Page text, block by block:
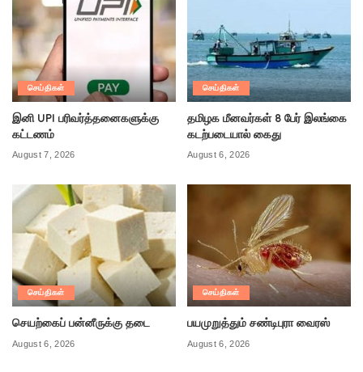
செய்திகள்
இனி UPI பரிவர்த்தனைகளுக்கு
கட்டணம்
August 7, 2026
செய்திகள்
தமிழக மீனவர்கள் 8 பேர் இலங்கை
கடற்படையால் கைது
August 6, 2026
செய்திகள்
செயற்கைப் பன்னீருக்கு தடை
August 6, 2026
செய்திகள்
பயமுறுத்தும் சண்டிபுரா வைரஸ்
August 6, 2026